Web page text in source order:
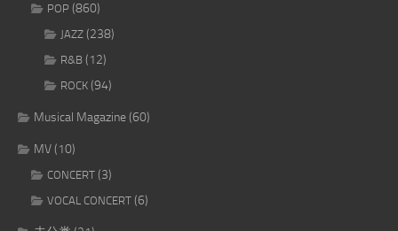
POP (860)
JAZZ (238)
R&B (12)
ROCK (94)
Musical Magazine(60)
MV(10)
CONCERT (3)
VOCAL CONCERT (6)